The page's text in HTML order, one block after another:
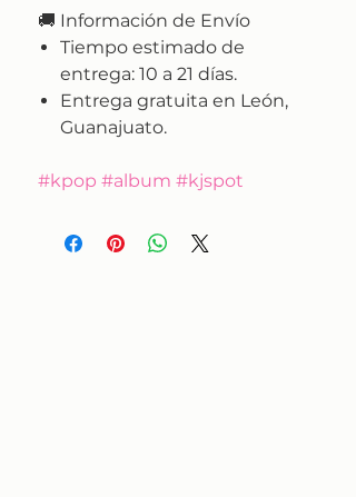
🚚 Información de Envío
Tiempo estimado de
entrega: 10 a 21 días.
Entrega gratuita en León,
Guanajuato.
#kpop #album #kjspot